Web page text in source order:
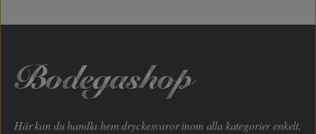
Här kan du handla hem dryckesvaror inom alla kategorier enkelt,